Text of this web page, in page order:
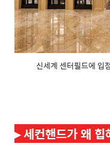
신세계 센터필드에
▸세컨핸드가 왜 힙